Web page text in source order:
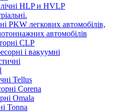
HLP и HVLP
PKW легкових автомобілів,
автомобілів
CLP
і вакуумні
Tellus
Corena
Omala
Tonna